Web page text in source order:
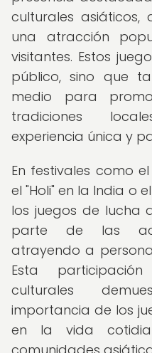
culturales asiáticos,
una atracción
visitantes. Estos
público, sino que
medio para
tradiciones
experiencia única y
En festivales como
el "Holi" en la India o
los juegos de lucha
parte de las
atrayendo a
Esta
culturales
importancia de los
en la vida